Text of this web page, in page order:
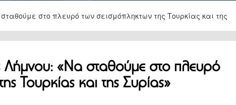
Λήμνου: «Να σταθούμε στο πλευρό
Τουρκίας και της Συρίας»